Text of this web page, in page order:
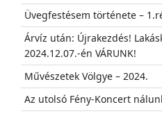
Üvegfestésem története –
Árvíz után: Újrakezdés!
2024.12.07.-én VÁRUNK!
Művészetek Völgye – 2024.
Az utolsó Fény-Koncert